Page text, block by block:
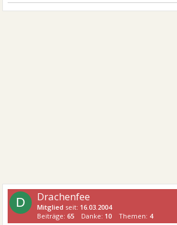
D Drachenfee
Mitglied seit: 16.03.2004
Beiträge:65 Danke: 10 Themen: 4